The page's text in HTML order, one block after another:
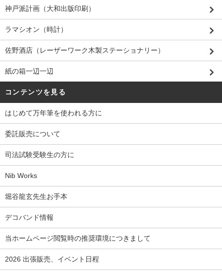
神戸派計画（大和出版印刷）
ラマシオン（時計）
佐野酒店（レーザーワーク木製ステーショナリー）
紙の箱一辺一辺
コンテンツを見る
はじめて万年筆を使われる方に
委託販売について
司法試験受験生の方に
Nib Works
堀谷龍玄先生お手本
デコバンド情報
当ホームページ閲覧時の推奨環境につきまして
2026 出張販売、イベント日程